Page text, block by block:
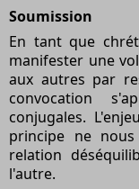
Soumission
En tant que
manifester une
aux autres par
convocation
conjugales.
principe ne
relation
l'autre.